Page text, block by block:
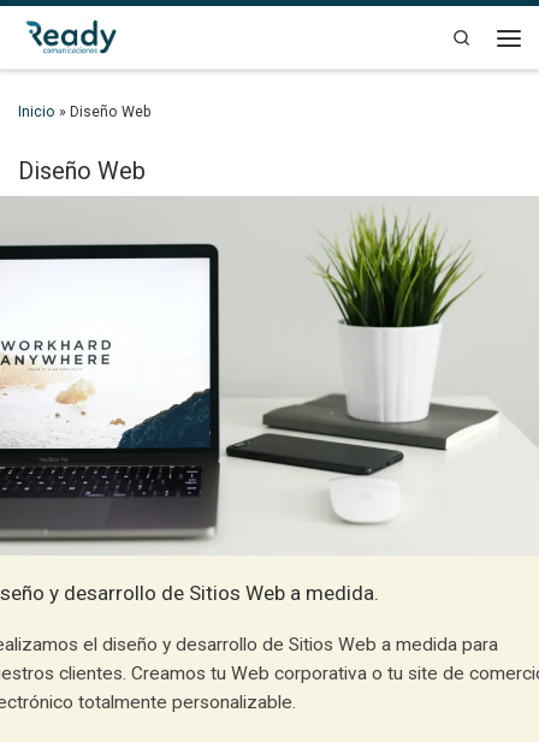
Saltar al contenido
Search
Inicio » Diseño Web
Diseño Web
y desarrollo de Sitios Web a medida.
el diseño y desarrollo de Sitios Web a medida para
clientes. Creamos tu Web corporativa o tu site de
totalmente personalizable.